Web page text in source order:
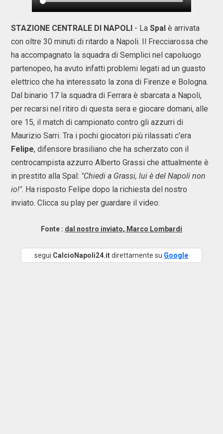
STAZIONE CENTRALE DI NAPOLI - La Spal è arrivata
con oltre 30 minuti di ritardo a Napoli. Il Frecciarossa che
ha accompagnato la squadra di Semplici nel capoluogo
partenopeo, ha avuto infatti problemi legati ad un guasto
elettrico che ha interessato la zona di Firenze e Bologna.
Dal binario 17 la squadra di Ferrara è sbarcata a Napoli,
per recarsi nel ritiro di questa sera e giocare domani, alle
ore 15, il match di campionato contro gli azzurri di
Maurizio Sarri. Tra i pochi giocatori più rilassati c'era
Felipe, difensore brasiliano che ha scherzato con il
centrocampista azzurro Alberto Grassi che attualmente è
in prestito alla Spal: "Chiedi a Grassi, lui è del Napoli non
io!". Ha risposto Felipe dopo la richiesta del nostro
inviato. Clicca su play per guardare il video:
Fonte : dal nostro inviato, Marco Lombardi
segui CalcioNapoli24.itdirettamente su Google